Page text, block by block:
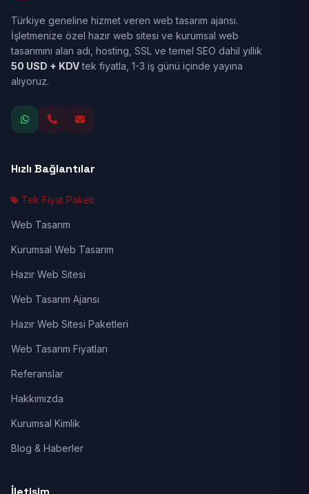
Türkiye geneline hizmet veren web tasarım ajansı.
İşletmenize özel hazır web sitesi ve kurumsal web
tasarımını alan adı, hosting, SSL ve temel SEO dahil yıllık
50 USD + KDVtek fiyatla, 1-3 iş günü içinde yayına
alıyoruz.
Hızlı Bağlantılar
Tek Fiyat Paketi
Web Tasarım
Kurumsal Web Tasarım
Hazır Web Sitesi
Web Tasarım Ajansı
Hazır Web Sitesi Paketleri
Web Tasarım Fiyatları
Referanslar
Hakkımızda
Kurumsal Kimlik
Blog & Haberler